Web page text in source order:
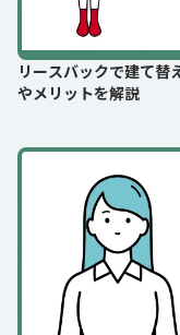
リースバックで建て替
やメリットを解説